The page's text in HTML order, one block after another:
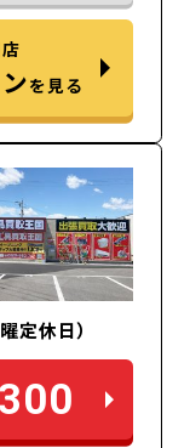
を見る
定休日）